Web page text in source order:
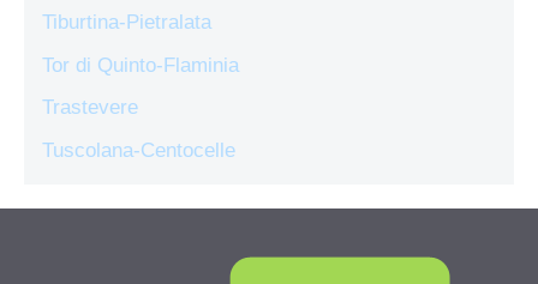
Tiburtina-Pietralata
Tor di Quinto-Flaminia
Trastevere
Tuscolana-Centocelle